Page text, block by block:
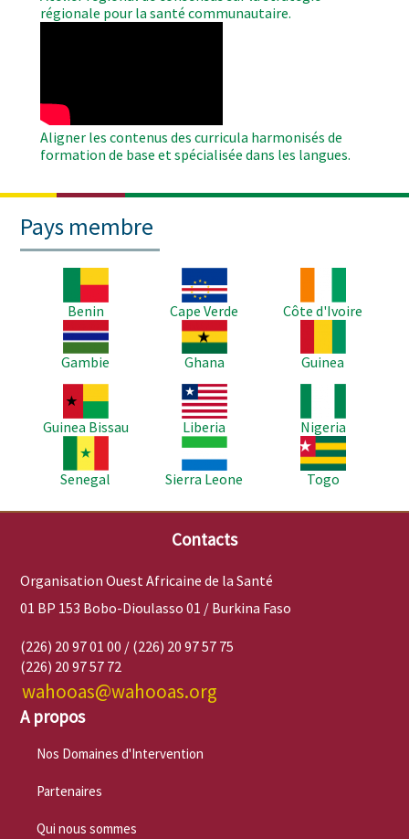
régionale pour la santé communautaire.
Aligner les contenus des curricula harmonisés de
formation de base et spécialisée dans les langues.
Pays membre
Benin
Image
Cape Verde
Côte d'Ivoire
Image
Gambie
Image
Ghana
Guinea
Image
Guinea Bissau
Image
Liberia
Nigeria
Senegal
Image
Sierra Leone
Image
Togo
Contacts
Organisation Ouest Africaine de la Santé
01 BP 153 Bobo-Dioulasso 01 / Burkina Faso
(226) 20 97 01 00 / (226) 20 97 57 75
(226) 20 97 57 72
wahooas@wahooas.org
A propos
Nos Domaines d'Intervention
Partenaires
Qui nous sommes